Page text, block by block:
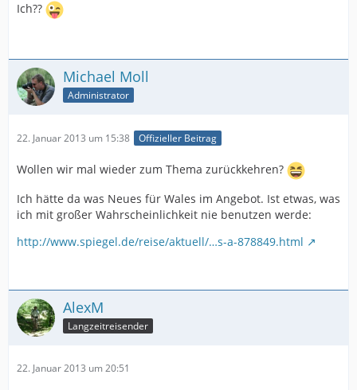
Ich??
Michael Moll
Administrator
22. Januar 2013 um 15:38 Offizieller Beitrag
Wollen wir mal wieder zum Thema zurückkehren?
Ich hätte da was Neues für Wales im Angebot. Ist etwas, was
ich mit großer Wahrscheinlichkeit nie benutzen werde:
http://www.spiegel.de/reise/aktuell/…s-a-878849.html
AlexM
Langzeitreisender
22. Januar 2013 um 20:51